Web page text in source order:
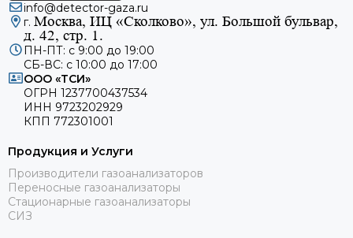
info@detector-gaza.ru
г. Москва, ИЦ «Сколково», ул. Большой бульвар,
д. 42, стр. 1.
ПН-ПТ: с 9:00 до 19:00
СБ-ВС: с 10:00 до 17:00
ООО «ТСИ»
ОГРН 1237700437534
ИНН 9723202929
КПП 772301001
Продукция и Услуги
Производители газоанализаторов
Переносные газоанализаторы
Стационарные газоанализаторы
СИЗ